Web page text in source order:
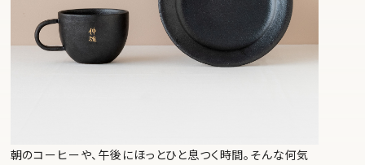
朝のコーヒーや、午後にほっとひと息つく時間。そんな何気